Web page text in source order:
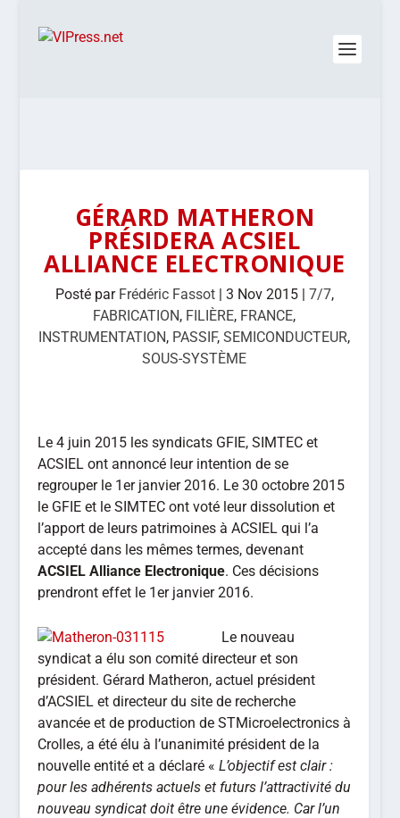
GÉRARD MATHERON
PRÉSIDERA ACSIEL
ALLIANCE ELECTRONIQUE
Posté par Frédéric Fassot| 3 Nov 2015| 7/7,
FABRICATION, FILIÈRE, FRANCE,
INSTRUMENTATION, PASSIF,SEMICONDUCTEUR,
SOUS-SYSTÈME
Le 4 juin 2015 les syndicats GFIE, SIMTEC et
ACSIEL ont annoncé leur intention de se
regrouper le 1er janvier 2016. Le 30 octobre 2015
le GFIE et le SIMTEC ont voté leur dissolution et
l’apport de leurs patrimoines à ACSIEL qui l’a
accepté dans les mêmes termes, devenant
ACSIEL Alliance Electronique. Ces décisions
prendront effet le 1er janvier 2016.
Le nouveau
syndicat a élu son comité directeur et son
président. Gérard Matheron, actuel président
d’ACSIEL et directeur du site de recherche
avancée et de production de STMicroelectronics à
Crolles, a été élu à l’unanimité président de la
nouvelle entité et a déclaré «L’objectif est clair :
pour les adhérents actuels et futurs l’attractivité du
nouveau syndicat doit être une évidence. Car l’un